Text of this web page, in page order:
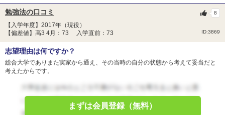
勉強法の口コミ
【入学年度】2017年（現役）
【偏差値】高3 4月：73 入学直前：73
ID:3869
8
志望理由は何ですか？
総合大学でありまた実家から通え、その当時の自分の状態から考えて妥当だと
考えたからです。
まずは会員登録（無料）